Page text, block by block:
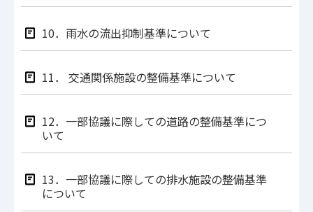
10．雨水の流出抑制基準について
11． 交通関係施設の整備基準について
12．一部協議に際しての道路の整備基準につ
いて
13．一部協議に際しての排水施設の整備基準
について